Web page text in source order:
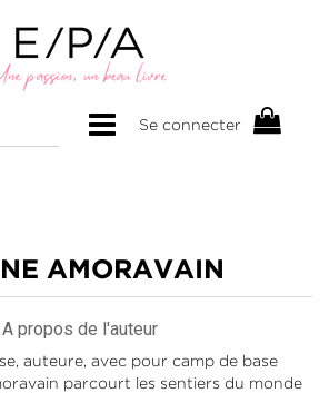
Se connecter
AMORAVAIN
A propos de l'auteur
auteure, avec pour camp de base
parcourt les sentiers du monde